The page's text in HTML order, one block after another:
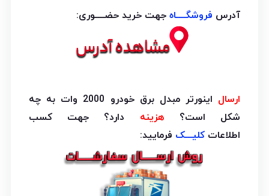
آدرس فروشگــــاهجهت خرید حضــــوری:
ارسال
اینورتر مبدل برق خودرو 2000 وات به چه
شکل است؟ هزینه دارد؟ جهت کسب
اطلاعات کلیـــک فرمایید: